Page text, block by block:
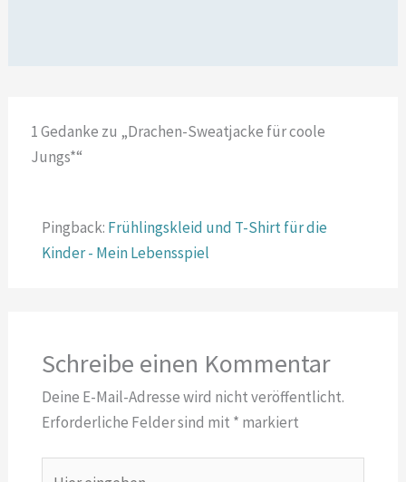
1 Gedanke zu „Drachen-Sweatjacke für coole
Jungs*“
Pingback: Frühlingskleid und T-Shirt für die
Kinder - Mein Lebensspiel
Schreibe einen Kommentar
Deine E-Mail-Adresse wird nicht veröffentlicht.
Erforderliche Felder sind mit * markiert